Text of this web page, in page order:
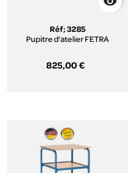
Réf; 3285
Pupitre d'atelier FETRA
825,00 €